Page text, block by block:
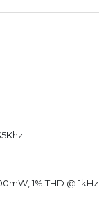
1% THD @ 1kHz